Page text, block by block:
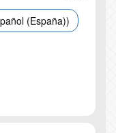
(España))